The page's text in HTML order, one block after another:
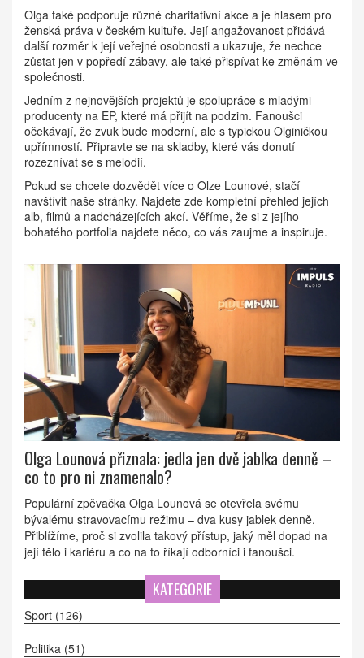
Olga také podporuje různé charitativní akce a je hlasem pro
ženská práva v českém kultuře. Její angažovanost přidává
další rozměr k její veřejné osobnosti a ukazuje, že nechce
zůstat jen v popředí zábavy, ale také přispívat ke změnám ve
společnosti.
Jedním z nejnovějších projektů je spolupráce s mladými
producenty na EP, které má přijít na podzim. Fanoušci
očekávají, že zvuk bude moderní, ale s typickou Olginičkou
upřímností. Připravte se na skladby, které vás donutí
rozeznívat se s melodií.
Pokud se chcete dozvědět více o Olze Lounové, stačí
navštívit naše stránky. Najdete zde kompletní přehled jejích
alb, filmů a nadcházejících akcí. Věříme, že si z jejího
bohatého portfolia najdete něco, co vás zaujme a inspiruje.
Olga Lounová přiznala: jedla jen dvě jablka denně –
co to pro ni znamenalo?
Populární zpěvačka Olga Lounová se otevřela svému
bývalému stravovacímu režimu – dva kusy jablek denně.
Přiblížíme, proč si zvolila takový přístup, jaký měl dopad na
její tělo i kariéru a co na to říkají odborníci i fanoušci.
KATEGORIE
Sport (126)
Politika (51)